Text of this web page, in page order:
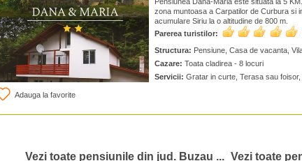
Adauga la favorite
zona muntoasa a Carpatilor de Curbura si
acumulare Siriu la o altitudine de 800 m.
Parerea turistilor:
Structura: Pensiune, Casa de vacanta,
Cazare: Toata cladirea - 8 locuri
Servicii: Gratar in curte, Terasa sau
Vezi toate pensiunile din jud. Buzau ... Vezi toate